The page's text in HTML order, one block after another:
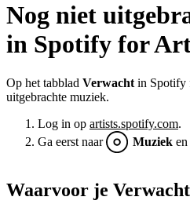
Nog niet
in Spotify for
Op het tabblad Verwacht in Spotify
uitgebrachte muziek.
Log in op artists.spotify.com.
Ga eerst naar
Muziek
Waarvoor je